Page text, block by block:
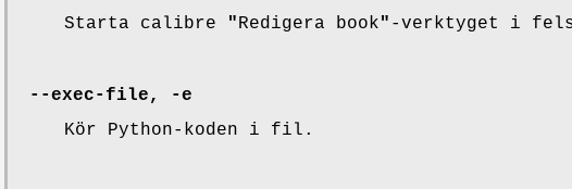
Starta calibre
"Redigera book" -verktyget i
--exec-file, -e
Kör Python-koden i fil.